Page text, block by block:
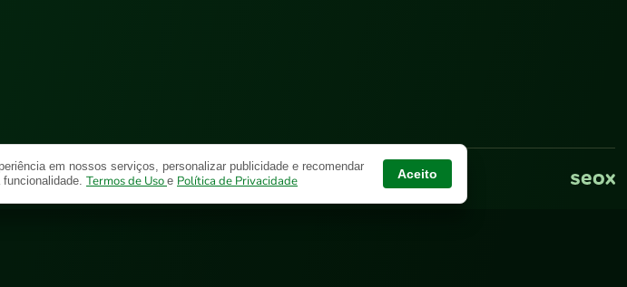
em nossos serviços, personalizar publicidade e recomendar
Termos de Uso e Política de Privacidade Aceito